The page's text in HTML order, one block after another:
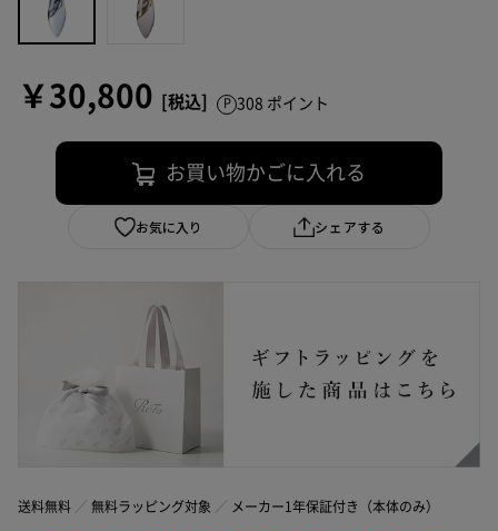
￥30,800 308 ポイント
お買い物かごに入れる
お気に入り シェアする
送料無料 無料ラッピング対象 メーカー1年保証付き（本体のみ）